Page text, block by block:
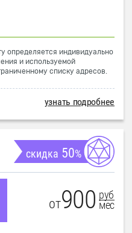
определяется индивидуально
и используемой
списку адресов.
узнать подробнее
скидка 50%
от900 руб
мес